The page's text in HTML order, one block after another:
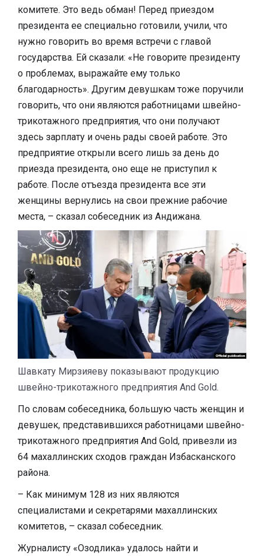
комитете. Это ведь обман! Перед приездом
президента ее специально готовили, учили, что
нужно говорить во время встречи с главой
государства. Ей сказали: «Не говорите президенту
о проблемах, выражайте ему только
благодарность». Другим девушкам тоже поручили
говорить, что они являются работницами швейно-
трикотажного предприятия, что они получают
здесь зарплату и очень рады своей работе. Это
предприятие открыли всего лишь за день до
приезда президента, оно еще не приступил к
работе. После отъезда президента все эти
женщины вернулись на свои прежние рабочие
места, – сказал собеседник из Андижана.
Шавкату Мирзияеву показывают продукцию
швейно-трикотажного предприятия And Gold.
По словам собеседника, большую часть женщин и
девушек, представившихся работницами швейно-
трикотажного предприятия And Gold, привезли из
64 махаллинских сходов граждан Избасканского
района.
– Как минимум 128 из них являются
специалистами и секретарями махаллинских
комитетов, – сказал собеседник.
Журналисту «Озодлика» удалось найти и